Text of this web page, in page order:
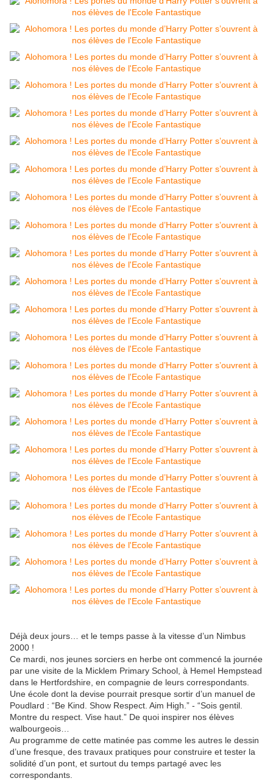
Déjà deux jours… et le temps passe à la vitesse d’un Nimbus
2000 !
Ce mardi, nos jeunes sorciers en herbe ont commencé la journée
par une visite de la Micklem Primary School, à Hemel Hempstead
dans le Hertfordshire, en compagnie de leurs correspondants.
Une école dont la devise pourrait presque sortir d’un manuel de
Poudlard : “Be Kind. Show Respect. Aim High.” - “Sois gentil.
Montre du respect. Vise haut.” De quoi inspirer nos élèves
walbourgeois…
Au programme de cette matinée pas comme les autres le dessin
d’une fresque, des travaux pratiques pour construire et tester la
solidité d’un pont, et surtout du temps partagé avec les
correspondants.